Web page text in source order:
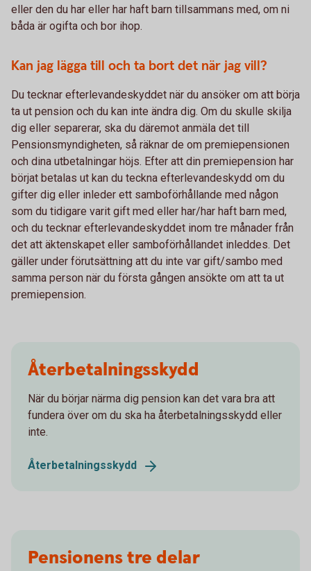
eller den du har eller har haft barn tillsammans med, om ni
båda är ogifta och bor ihop.
Kan jag lägga till och ta bort det när jag vill?
Du tecknar efterlevandeskyddet när du ansöker om att börja
ta ut pension och du kan inte ändra dig. Om du skulle skilja
dig eller separerar, ska du däremot anmäla det till
Pensionsmyndigheten, så räknar de om premiepensionen
och dina utbetalningar höjs. Efter att din premiepension har
börjat betalas ut kan du teckna efterlevandeskydd om du
gifter dig eller inleder ett samboförhållande med någon
som du tidigare varit gift med eller har/har haft barn med,
och du tecknar efterlevandeskyddet inom tre månader från
det att äktenskapet eller samboförhållandet inleddes. Det
gäller under förutsättning att du inte var gift/sambo med
samma person när du första gången ansökte om att ta ut
premiepension.
Återbetalningsskydd
När du börjar närma dig pension kan det vara bra att
fundera över om du ska ha återbetalningsskydd eller
inte.
Återbetalningsskydd
Pensionens tre delar